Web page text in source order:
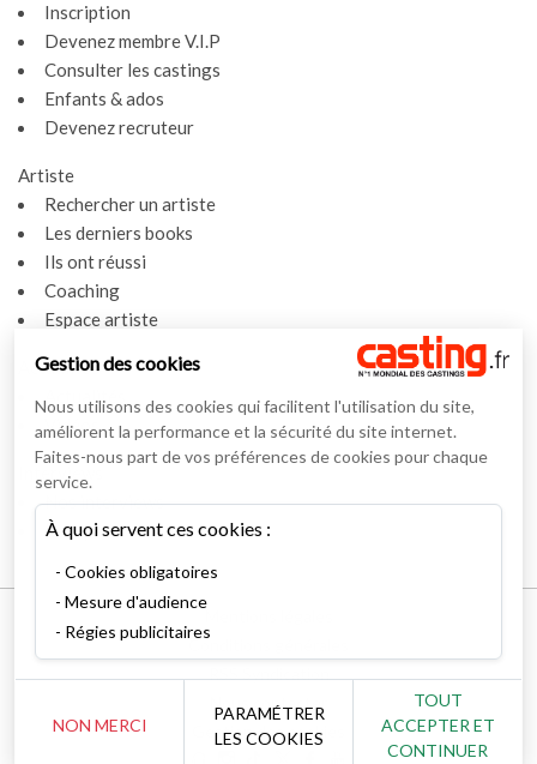
Inscription
Devenez membre V.I.P
Consulter les castings
Enfants & ados
Devenez recruteur
Artiste
Rechercher un artiste
Les derniers books
Ils ont réussi
Coaching
Espace artiste
Actualités
Actualités
Vidéos
Interviews
Nos interviews
Lexique
Conditions générales
Nous contacter
Gestion des cookies
Gestion des cookies
Nous utilisons des cookies qui facilitent l'utilisation du site,
améliorent la performance et la sécurité du site internet.
Faites-nous part de vos préférences de cookies pour chaque
service.
À quoi servent ces cookies :
Cookies obligatoires
Mesure d'audience
Régies publicitaires
NON MERCI
PARAMÉTRER
LES COOKIES
TOUT
ACCEPTER ET
CONTINUER